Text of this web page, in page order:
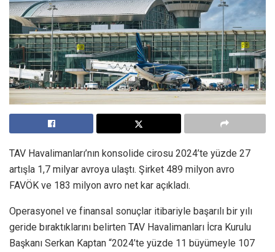
TAV Havalimanları’nın konsolide cirosu 2024’te yüzde 27
artışla 1,7 milyar avroya ulaştı. Şirket 489 milyon avro
FAVÖK ve 183 milyon avro net kar açıkladı.
Operasyonel ve finansal sonuçlar itibariyle başarılı bir yılı
geride bıraktıklarını belirten TAV Havalimanları İcra Kurulu
Başkanı Serkan Kaptan “2024’te yüzde 11 büyümeyle 107